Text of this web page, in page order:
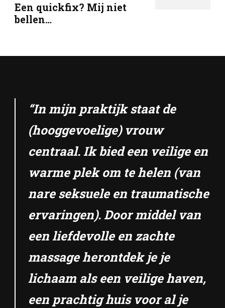
Een quickfix? Mij niet
bellen…
“In mijn praktijk staat de
(hooggevoelige) vrouw
centraal. Ik bied een veilige en
warme plek om te helen (van
nare seksuele en traumatische
ervaringen). Door middel van
een liefdevolle en zachte
massage herontdek je je
lichaam als een veilige haven,
een prachtig huis voor al je